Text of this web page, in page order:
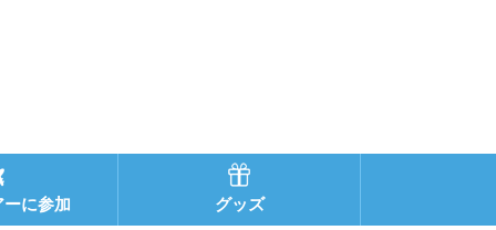
に参加 グッズ